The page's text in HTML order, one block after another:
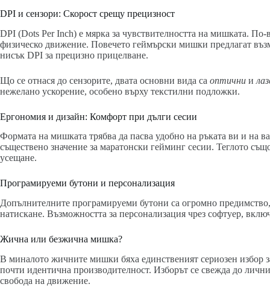
DPI и сензори: Скорост срещу прецизност
DPI (Dots Per Inch) е мярка за чувствителността на мишката.
физическо движение. Повечето геймърски мишки предлагат
нисък DPI за прецизно прицелване.
Що се отнася до сензорите, двата основни вида са оптични и
нежелано ускорение, особено върху текстилни подложки.
Ергономия и дизайн: Комфорт при дълги сесии
Формата на мишката трябва да пасва удобно на ръката ви и на
съществено значение за маратонски гейминг сесии. Теглото
усещане.
Програмируеми бутони и персонализация
Допълнителните програмируеми бутони са огромно
натискане. Възможността за персонализация чрез софтуер,
Жична или безжична мишка?
В миналото жичните мишки бяха единственият сериозен избор
почти идентична производителност. Изборът се свежда до
свобода на движение.